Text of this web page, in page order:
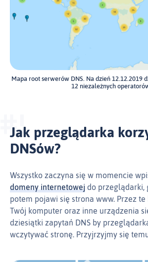
Mapa root serwerów DNS. Na dzień 12.12.2019
12 niezależnych
Jak przeglądarka
DNSów?
Wszystko zaczyna się w momencie
domeny internetowej do przeglądarki,
potem pojawi się strona www. Przez
Twój komputer oraz inne urządzenia
dziesiątki zapytań DNS by
wczytywać stronę. Przyjrzyjmy się